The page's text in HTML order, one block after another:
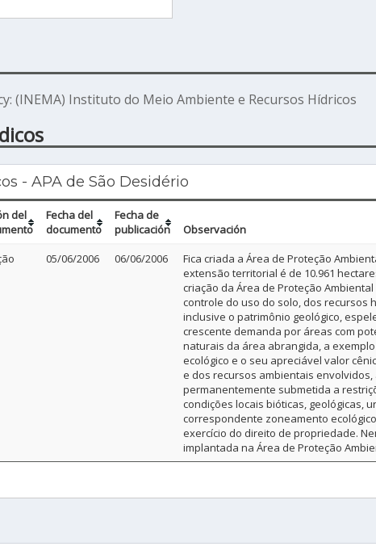
(INEMA) Instituto do Meio Ambiente e Recursos Hídricos
- APA de São Desidério
del
Fecha del
documento
Fecha de
publicación
Observación
05/06/2006 06/06/2006
Fica criada a Área de Proteção
extensão territorial é de 10.961
criação da Área de Proteção
controle do uso do solo, dos recursos
inclusive o patrimônio geológico,
crescente demanda por áreas com
naturais da área abrangida, a
ecológico e o seu apreciável valor
e dos recursos ambientais
permanentemente submetida a
condições locais bióticas, geológicas,
correspondente zoneamento
exercício do direito de propriedade.
implantada na Área de Proteção